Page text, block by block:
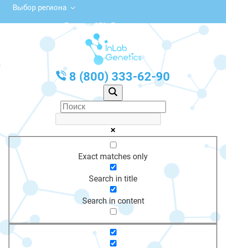
Выбор региона
ул. Ленина, 151, Дятьково
с 10:00 до 20:00
График работы: Пн-Пт с 10:00 до 20:00
8 (800) 333-62-90
Exact matches only
Search in title
Search in content